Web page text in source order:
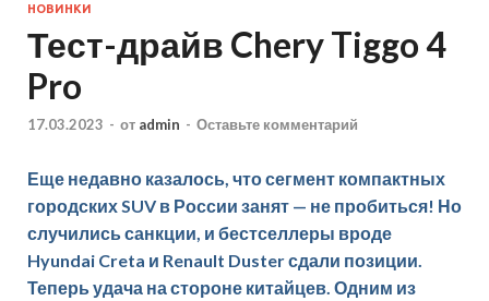
НОВИНКИ
Тест-драйв Chery Tiggo 4
Pro
17.03.2023 - от admin - Оставьте комментарий
Еще недавно казалось, что сегмент компактных
городских SUV в России занят — не пробиться! Но
случились санкции, и бестселлеры вроде
Hyundai Creta и Renault Duster сдали позиции.
Теперь удача на стороне китайцев. Одним из